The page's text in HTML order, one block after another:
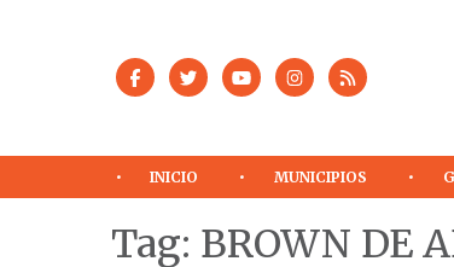
INICIO MUNICIPIOS
Tag: BROWN DE